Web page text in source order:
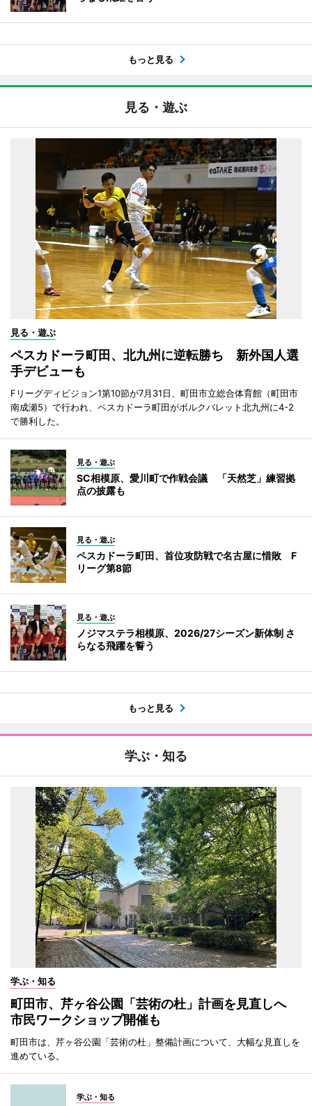
もっと見る
見る・遊ぶ
見る・遊ぶ
ペスカドーラ町田、北九州に逆転勝ち 新外国人選
手デビューも
Fリーグディビジョン1第10節が7月31日、町田市立総合体育館（町田市
南成瀬5）で行われ、ペスカドーラ町田がボルクバレット北九州に4-2
で勝利した。
見る・遊ぶ
SC相模原、愛川町で作戦会議 「天然芝」練習拠
点の披露も
見る・遊ぶ
ペスカドーラ町田、首位攻防戦で名古屋に惜敗 F
リーグ第8節
見る・遊ぶ
ノジマステラ相模原、2026/27シーズン新体制 さ
らなる飛躍を誓う
もっと見る
学ぶ・知る
学ぶ・知る
町田市、芹ヶ谷公園「芸術の杜」計画を見直しへ
市民ワークショップ開催も
町田市は、芹ヶ谷公園「芸術の杜」整備計画について、大幅な見直しを
進めている。
学ぶ・知る